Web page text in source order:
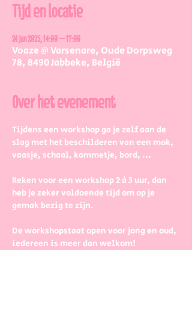
Tijd en locatie
24 jun 2025, 14:00 – 17:00
Voaze @ Varsenare, Oude Dorpsweg
78, 8490 Jabbeke, België
Over het evenement
Tijdens een workshop ga je zelf aan de
slag met het beschilderen van een mok,
vaasje, schaal, kommetje, bord, ...
Reken voor een workshop 2 à 3 uur, dan
heb je zeker voldoende tijd om op je
gemak bezig te zijn.
De workshopstaat open voor jong en oud,
iedereen is meer dan welkom!